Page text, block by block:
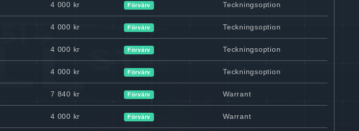
4 000 kr Förvärv Teckningsoption
4 000 kr Förvärv Teckningsoption
4 000 kr Förvärv Teckningsoption
4 000 kr Förvärv Teckningsoption
7 840 kr Förvärv Warrant
4 000 kr Förvärv Warrant